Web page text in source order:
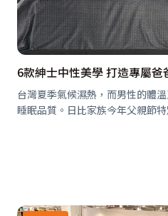
6款紳士中性美學 打造專屬爸
台灣夏季氣候濕熱，而男性的體
睡眠品質。日比家族今年父親節